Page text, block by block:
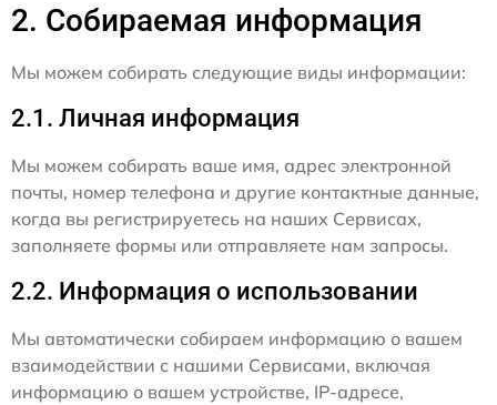
2. Собираемая информация
Мы можем собирать следующие виды информации:
2.1. Личная информация
Мы можем собирать ваше имя, адрес электронной
почты, номер телефона и другие контактные данные,
когда вы регистрируетесь на наших Сервисах,
заполняете формы или отправляете нам запросы.
2.2. Информация о использовании
Мы автоматически собираем информацию о вашем
взаимодействии с нашими Сервисами, включая
информацию о вашем устройстве, IP-адресе,